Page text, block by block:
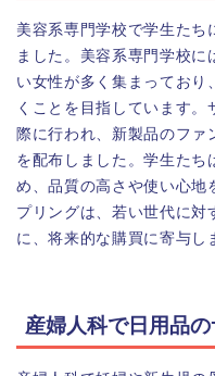
美容系専門学校で学生たち
ました。美容系専門学校
い女性が多く集まっており
くことを目指しています
際に行われ、新製品のファ
を配布しました。学生たち
め、品質の高さや使い心地
プリングは、若い世代に対
に、将来的な購買に寄与し
産婦人科で日用品